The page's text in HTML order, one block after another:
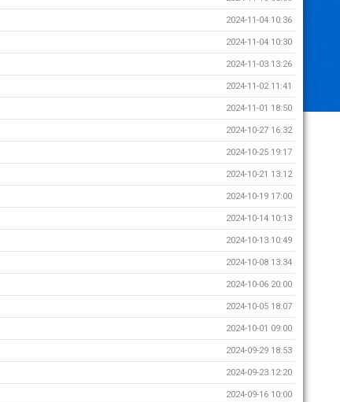
2024-11-04 10:36
2024-11-04 10:30
2024-11-03 13:26
2024-11-02 11:41
2024-11-01 18:50
2024-10-27 16:32
2024-10-25 19:17
2024-10-21 13:12
2024-10-19 17:00
2024-10-14 10:13
2024-10-13 10:49
2024-10-08 13:34
2024-10-06 20:00
2024-10-05 18:07
2024-10-01 09:00
2024-09-29 18:53
2024-09-23 12:20
2024-09-16 10:00